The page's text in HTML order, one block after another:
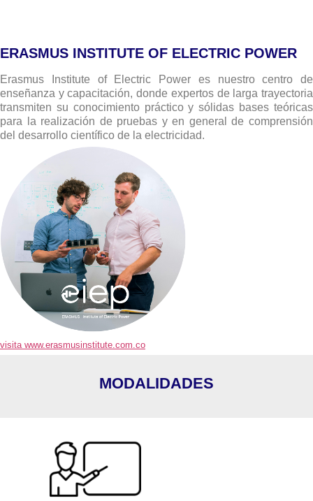
ERASMUS INSTITUTE OF ELECTRIC POWER
Erasmus Institute of Electric Power es nuestro centro de
enseñanza y capacitación, donde expertos de larga trayectoria
transmiten su conocimiento práctico y sólidas bases teóricas
para la realización de pruebas y en general de comprensión
del desarrollo científico de la electricidad.
visita www.erasmusinstitute.com.co
MODALIDADES